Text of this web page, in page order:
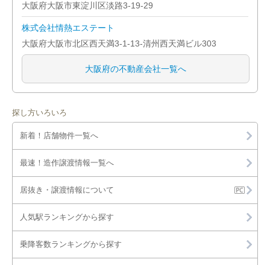
大阪府大阪市東淀川区淡路3-19-29
株式会社情熱エステート
大阪府大阪市北区西天満3-1-13-清州西天満ビル303
大阪府の不動産会社一覧へ
探し方いろいろ
新着！店舗物件一覧へ
最速！造作譲渡情報一覧へ
居抜き・譲渡情報について
人気駅ランキングから探す
乗降客数ランキングから探す